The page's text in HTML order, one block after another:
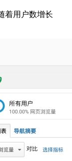
着用户数增长